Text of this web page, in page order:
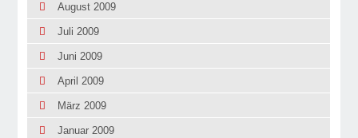
August 2009
Juli 2009
Juni 2009
April 2009
März 2009
Januar 2009